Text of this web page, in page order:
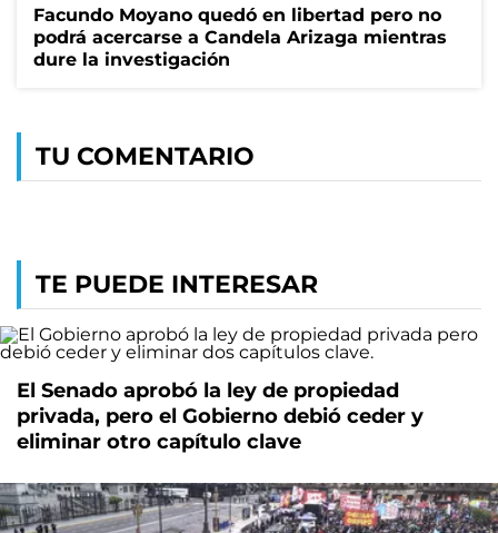
Facundo Moyano quedó en libertad pero no
podrá acercarse a Candela Arizaga mientras
dure la investigación
TU COMENTARIO
TE PUEDE INTERESAR
El Senado aprobó la ley de propiedad
privada, pero el Gobierno debió ceder y
eliminar otro capítulo clave